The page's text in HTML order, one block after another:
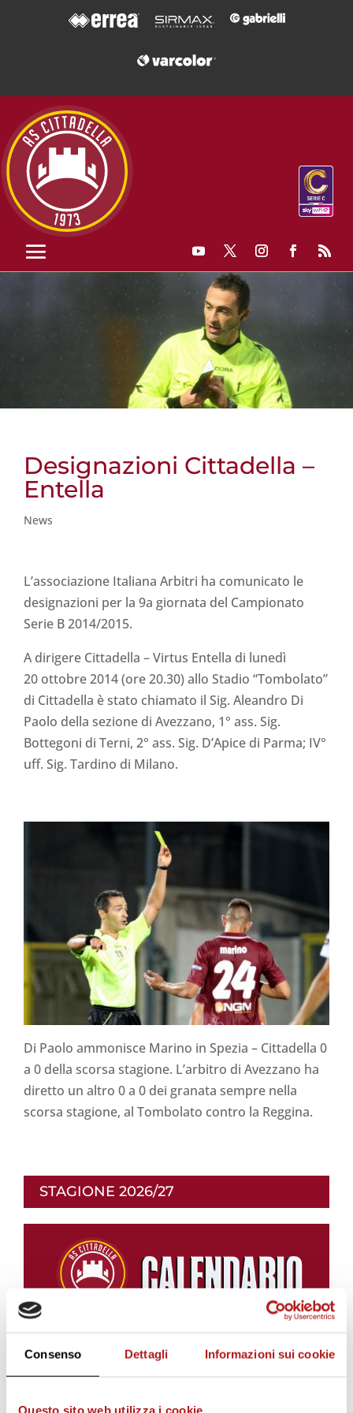
Consenso Dettagli Informazioni sui cookie
Questo sito web utilizza i cookie
Designazioni Cittadella –
Entella
News
L’associazione Italiana Arbitri ha comunicato le
designazioni per la 9a giornata del Campionato
Serie B 2014/2015.
A dirigere Cittadella – Virtus Entella di lunedì
20 ottobre 2014 (ore 20.30) allo Stadio “Tombolato”
di Cittadella è stato chiamato il Sig. Aleandro Di
Paolo della sezione di Avezzano, 1° ass. Sig.
Bottegoni di Terni, 2° ass. Sig. D’Apice di Parma; IV°
uff. Sig. Tardino di Milano.
Di Paolo ammonisce Marino in Spezia – Cittadella 0
a 0 della scorsa stagione. L’arbitro di Avezzano ha
diretto un altro 0 a 0 dei granata sempre nella
scorsa stagione, al Tombolato contro la Reggina.
STAGIONE 2026/27